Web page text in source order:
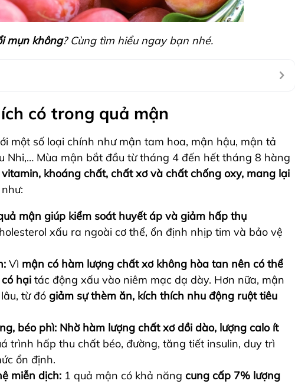
mụn không? Cùng tìm hiểu ngay bạn nhé.
có trong quả mận
một số loại chính như mận tam hoa, mận hậu, mận tả
Nhi,… Mùa mận bắt đầu từ tháng 4 đến hết tháng 8 hàng
khoáng chất, chất xơ và chất chống oxy, mang lại
như:
mận giúp kiểm soát huyết áp và giảm hấp thụ
xấu ra ngoài cơ thể, ổn định nhịp tim và bảo vệ
Vì mận có hàm lượng chất xơ không hòa tan nên có thể
hại tác động xấu vào niêm mạc dạ dày. Hơn nữa, mận
từ đó giảm sự thèm ăn, kích thích nhu động ruột tiêu
béo phì: Nhờ hàm lượng chất xơ dồi dào, lượng calo ít
trình hấp thu chất béo, đường, tăng tiết insulin, duy trì
ổn định.
miễn dịch: 1 quả mận có khả năng cung cấp 7% lượng